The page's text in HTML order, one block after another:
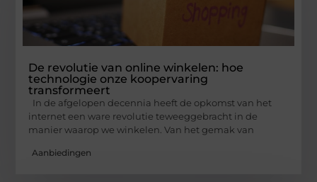
De revolutie van online winkelen: hoe
technologie onze koopervaring
transformeert
In de afgelopen decennia heeft de opkomst van het
internet een ware revolutie teweeggebracht in de
manier waarop we winkelen. Van het gemak van
Aanbiedingen